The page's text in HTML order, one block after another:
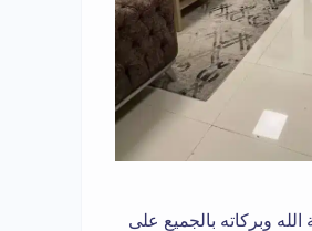
وبركاته بالجميع على